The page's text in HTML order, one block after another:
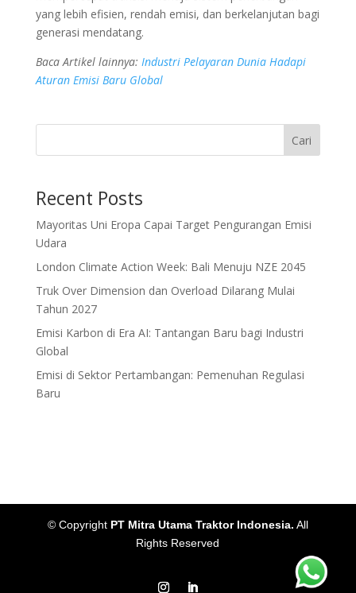
yang lebih efisien, rendah emisi, dan berkelanjutan bagi
generasi mendatang.
Baca Artikel lainnya: Industri Pelayaran Dunia Hadapi
Aturan Emisi Baru Global
Cari
Recent Posts
Mayoritas Uni Eropa Capai Target Pengurangan Emisi
Udara
London Climate Action Week: Bali Menuju NZE 2045
Truk Over Dimension dan Overload Dilarang Mulai
Tahun 2027
Emisi Karbon di Era AI: Tantangan Baru bagi Industri
Global
Emisi di Sektor Pertambangan: Pemenuhan Regulasi
Baru
© Copyright PT Mitra Utama Traktor Indonesia. All
Rights Reserved